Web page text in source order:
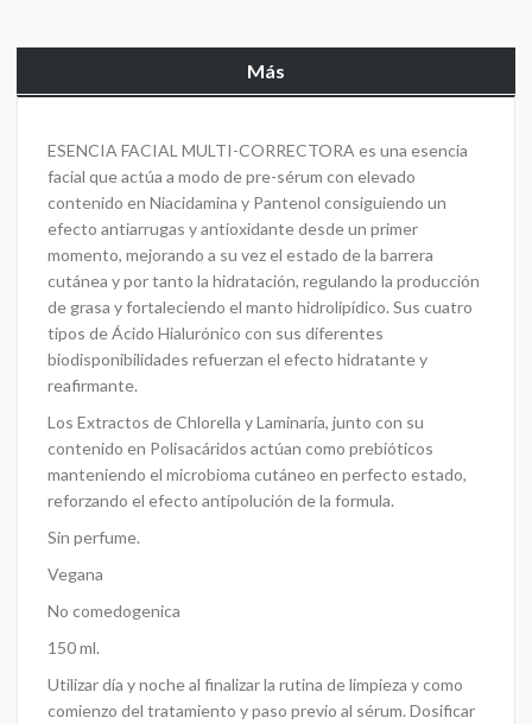
Más
ESENCIA FACIAL MULTI-CORRECTORA es una esencia
facial que actúa a modo de pre-sérum con elevado
contenido en Niacidamina y Pantenol consiguiendo un
efecto antiarrugas y antioxidante desde un primer
momento, mejorando a su vez el estado de la barrera
cutánea y por tanto la hidratación, regulando la producción
de grasa y fortaleciendo el manto hidrolipídico. Sus cuatro
tipos de Ácido Hialurónico con sus diferentes
biodisponibilidades refuerzan el efecto hidratante y
reafirmante.
Los Extractos de Chlorella y Laminaría, junto con su
contenido en Polisacáridos actúan como prebióticos
manteniendo el microbioma cutáneo en perfecto estado,
reforzando el efecto antipolución de la formula.
Sin perfume.
Vegana
No comedogenica
150 ml.
Utilizar día y noche al finalizar la rutina de limpieza y como
comienzo del tratamiento y paso previo al sérum. Dosificar